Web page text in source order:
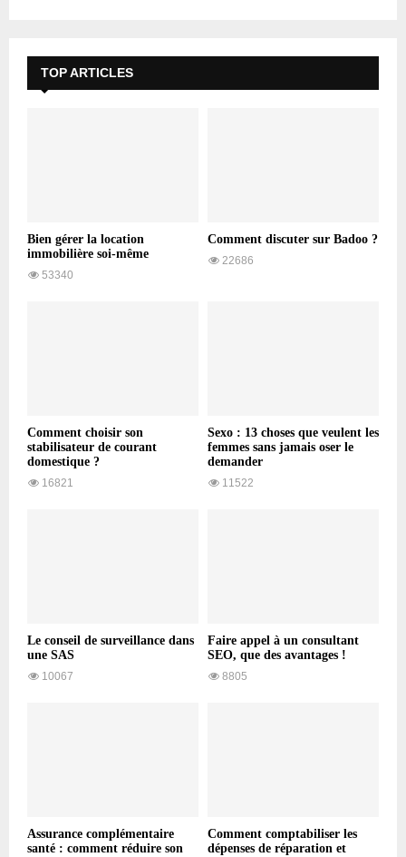
TOP ARTICLES
Bien gérer la location
immobilière soi-même
53340
Comment discuter sur Badoo ?
22686
Comment choisir son
stabilisateur de courant
domestique ?
16821
Sexo : 13 choses que veulent les
femmes sans jamais oser le
demander
11522
Le conseil de surveillance dans
une SAS
10067
Faire appel à un consultant
SEO, que des avantages !
8805
Assurance complémentaire
santé : comment réduire son
Comment comptabiliser les
dépenses de réparation et